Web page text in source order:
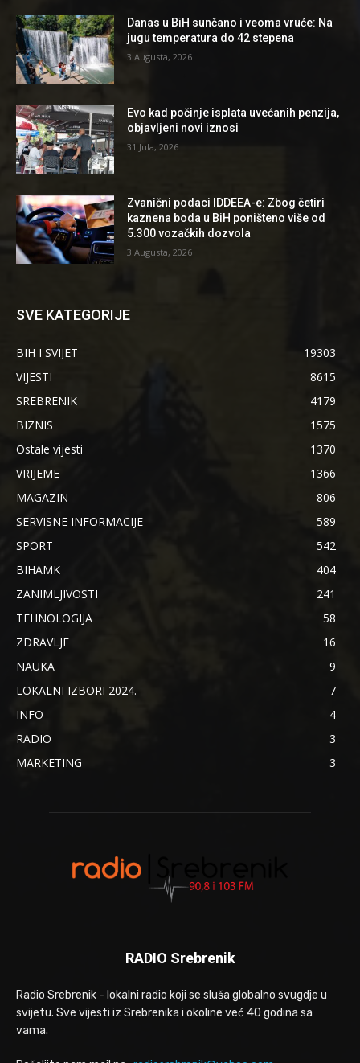
Danas u BiH sunčano i veoma vruće: Na
jugu temperatura do 42 stepena
3 Augusta, 2026
Evo kad počinje isplata uvećanih penzija,
objavljeni novi iznosi
31 Jula, 2026
Zvanični podaci IDDEEA-e: Zbog četiri
kaznena boda u BiH poništeno više od
5.300 vozačkih dozvola
3 Augusta, 2026
SVE KATEGORIJE
BIH I SVIJET
19303
VIJESTI
8615
SREBRENIK
4179
BIZNIS
1575
Ostale vijesti
1370
VRIJEME
1366
MAGAZIN
806
SERVISNE INFORMACIJE
589
SPORT
542
BIHAMK
404
ZANIMLJIVOSTI
241
TEHNOLOGIJA
58
ZDRAVLJE
16
NAUKA
9
LOKALNI IZBORI 2024.
7
INFO
4
RADIO
3
MARKETING
3
RADIO Srebrenik
Radio Srebrenik - lokalni radio koji se sluša globalno svugdje u
svijetu. Sve vijesti iz Srebrenika i okoline već 40 godina sa
vama.